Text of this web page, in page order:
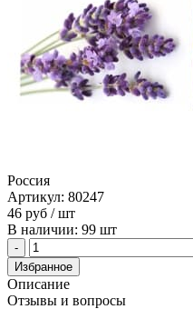
Россия
Артикул: 80247
46 руб / шт
В наличии: 99 шт
Избранное
Описание
Отзывы и вопросы